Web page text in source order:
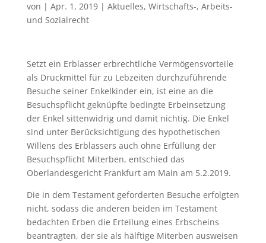
von | Apr. 1, 2019| Aktuelles, Wirtschafts-, Arbeits-
und Sozialrecht
Setzt ein Erblasser erbrechtliche Vermögensvorteile
als Druckmittel für zu Lebzeiten durchzuführende
Besuche seiner Enkelkinder ein, ist eine an die
Besuchspflicht geknüpfte bedingte Erbeinsetzung
der Enkel sittenwidrig und damit nichtig. Die Enkel
sind unter Berücksichtigung des hypothetischen
Willens des Erblassers auch ohne Erfüllung der
Besuchspflicht Miterben, entschied das
Oberlandesgericht Frankfurt am Main am 5.2.2019.
Die in dem Testament geforderten Besuche erfolgten
nicht, sodass die anderen beiden im Testament
bedachten Erben die Erteilung eines Erbscheins
beantragten, der sie als hälftige Miterben ausweisen